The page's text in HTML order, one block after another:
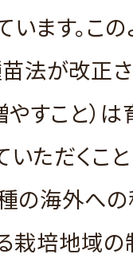
ます。こ
法が改正
すこと）
ただくこ
の海外へ
栽培地域